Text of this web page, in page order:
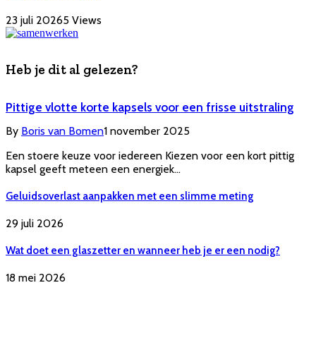
23 juli 20265 Views
Heb je dit al gelezen?
Pittige vlotte korte kapsels voor een frisse uitstraling
By Boris van Bomen1 november 2025
Een stoere keuze voor iedereen Kiezen voor een kort pittig
kapsel geeft meteen een energiek…
Geluidsoverlast aanpakken met een slimme meting
29 juli 2026
Wat doet een glaszetter en wanneer heb je er een nodig?
18 mei 2026